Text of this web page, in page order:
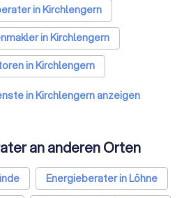
in Kirchlengern
in Kirchlengern
in Kirchlengern
in Kirchlengern anzeigen
an anderen Orten
Energieberater in Löhne